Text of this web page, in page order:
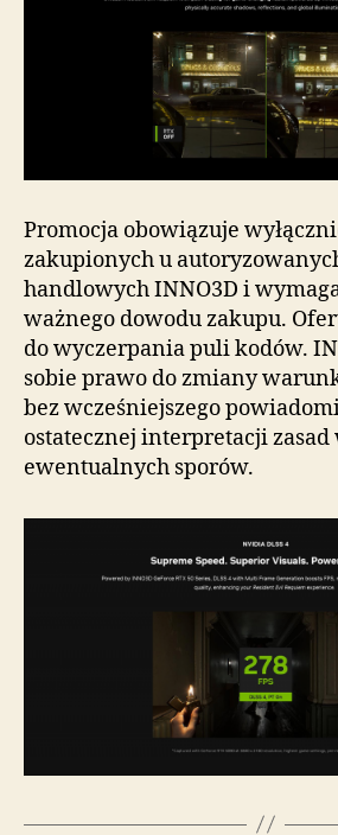
Promocja obowiązuje
zakupionych u
handlowych INNO3D i
ważnego dowodu zakupu.
do wyczerpania puli kodów.
sobie prawo do zmiany
bez wcześniejszego
ostatecznej interpretacji
ewentualnych sporów.